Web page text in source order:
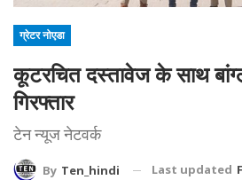
ग्रेटर नोएडा
कूटरचित दस्तावेज के साथ
गिरफ्तार
टेन न्यूज नेटवर्क
By Ten_hindi Last updated